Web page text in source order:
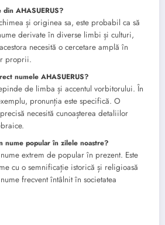
AHASUERUS?
și originea sa, este probabil ca să
derivate în diverse limbi și culturi,
necesită o cercetare amplă în
proprii.
numele AHASUERUS?
de limba și accentul vorbitorului. În
pronunția este specifică. O
necesită cunoașterea detaliilor
nume popular în zilele noastre?
extrem de popular în prezent. Este
cu o semnificație istorică și religioasă
frecvent întâlnit în societatea